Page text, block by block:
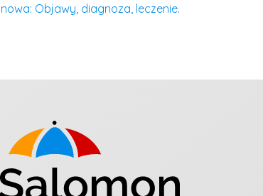
Objawy, diagnoza, leczenie.